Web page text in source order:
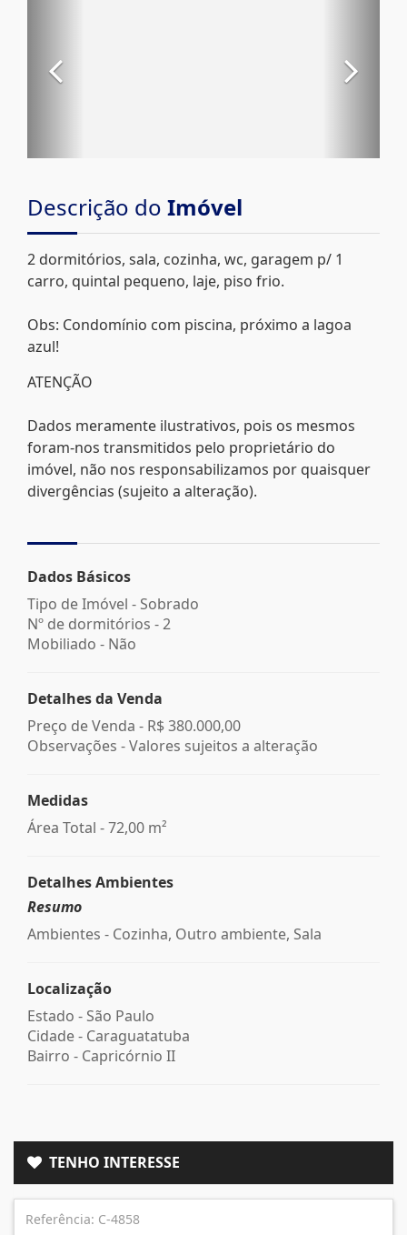
Descrição do Imóvel
2 dormitórios, sala, cozinha, wc, garagem p/ 1
carro, quintal pequeno, laje, piso frio.
Obs: Condomínio com piscina, próximo a lagoa
azul!
ATENÇÃO
Dados meramente ilustrativos, pois os mesmos
foram-nos transmitidos pelo proprietário do
imóvel, não nos responsabilizamos por quaisquer
divergências (sujeito a alteração).
Dados Básicos
Tipo de Imóvel - Sobrado
Nº de dormitórios - 2
Mobiliado - Não
Detalhes da Venda
Preço de Venda - R$ 380.000,00
Observações - Valores sujeitos a alteração
Medidas
Área Total - 72,00 m²
Detalhes Ambientes
Resumo
Ambientes - Cozinha, Outro ambiente, Sala
Localização
Estado - São Paulo
Cidade - Caraguatatuba
Bairro - Capricórnio II
TENHO INTERESSE